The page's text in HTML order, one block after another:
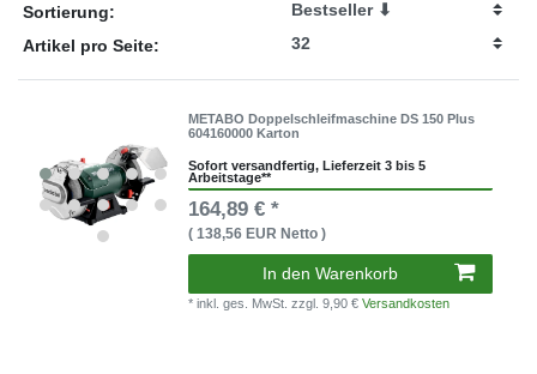
Sortierung:
Artikel pro Seite:
METABO Doppelschleifmaschine DS 150 Plus
604160000 Karton
Sofort versandfertig, Lieferzeit 3 bis 5
Arbeitstage**
164,89 € *
( 138,56 EUR Netto )
In den Warenkorb
* inkl. ges. MwSt.zzgl. 9,90 €Versandkosten